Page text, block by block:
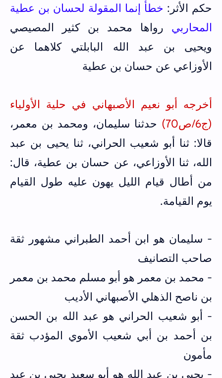
حكم الأثر: خطأ إنما المقولة لحسان بن عطية
المحاربي
رواها محمد بن كثير المصيصي
ويحيى بن عبد الله البابلتي كلاهما عن
الأوزاعي عن حسان بن عطية
أخرجه أبو نعيم الأصبهاني في حلية الأولياء
(ج6/ص70)
حدثنا سليمان، ومحمد بن معمر،
قالا: ثنا أبو شعيب الحراني، ثنا يحيى بن عبد
الله، ثنا الأوزاعي، عن حسان بن عطية، قال:
من أطال قيام الليل يهون عليه طول القيام
يوم القيامة.
- سليمان هو ابن أحمد الطبراني مشهور ثقة
صاحب التصانيف
- محمد بن معمر هو أبو مسلم محمد بن معمر
بن ناصح الذهلي الأصبهاني الأديب
- أبو شعيب الحراني هو عبد الله بن الحسن
بن أحمد بن أبي شعيب الأموي المؤدب ثقة
مأمون
- يحيى بن عبد الله هو أبو سعيد يحيى بن عبد